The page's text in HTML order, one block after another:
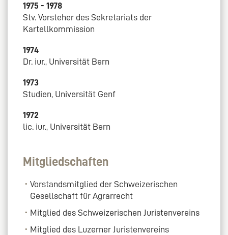
1975 - 1978
Stv. Vorsteher des Sekretariats der
Kartellkommission
1974
Dr. iur., Universität Bern
1973
Studien, Universität Genf
1972
lic. iur., Universität Bern
Mitgliedschaften
Vorstandsmitglied der Schweizerischen
Gesellschaft für Agrarrecht
Mitglied des Schweizerischen Juristenvereins
Mitglied des Luzerner Juristenvereins